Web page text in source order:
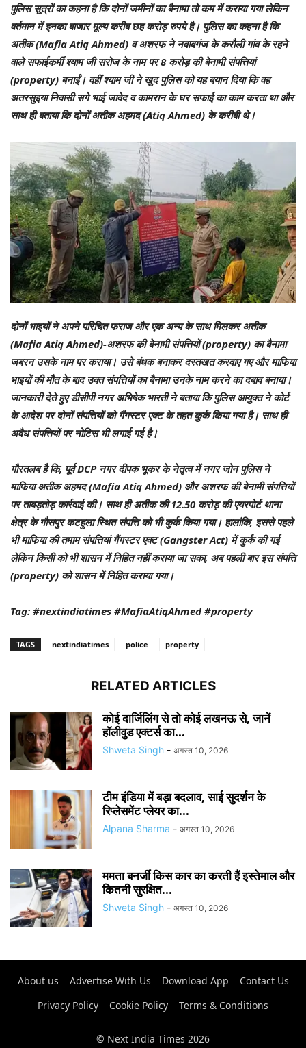
पुलिस सूत्रों का कहना है कि दोनों जमीनों का बैनामा तो कम में कराया गया लेकिन
वर्तमान में इनका बाजार मूल्य करीब छह करोड़ रुपये है। पुलिस का कहना है कि
अतीक (Mafia Atiq Ahmed) व अशरफ ने नवाबगंज के करौली गांव के रहने
वाले सफाईकर्मी श्याम जी सरोज के नाम पर 8 करोड़ की बेनामी संपत्तियां
(property) बनाईं। वहीं श्याम जी ने खुद पुलिस को यह बयान दिया कि वह
अतरसुइया निवासी सगे भाई जावेद व कामरान के घर सफाई का काम करता था और
साथ ही बताया कि दोनों अतीक अहमद (Atiq Ahmed) के करीबी थे।
दोनों भाइयों ने अपने परिचित फराज और एक अन्य के साथ मिलकर अतीक
(Mafia Atiq Ahmed)-अशरफ की बेनामी संपत्तियों (property) का बैनामा
जबरन उसके नाम पर कराया। उसे बंधक बनाकर दस्तखत करवाए गए और माफिया
भाइयों की मौत के बाद उक्त संपत्तियों का बैनामा उनके नाम करने का दबाव बनाया।
जानकारी देते हुए डीसीपी नगर अभिषेक भारती ने बताया कि पुलिस आयुक्त ने कोर्ट
के आदेश पर दोनों संपत्तियों को गैंगस्टर एक्ट के तहत कुर्क किया गया है। साथ ही
अवैध संपत्तियों पर नोटिस भी लगाई गई है।
गौरतलब है कि, पूर्व DCP नगर दीपक भूकर के नेतृत्व में नगर जोन पुलिस ने
माफिया अतीक अहमद (Mafia Atiq Ahmed) और अशरफ की बेनामी संपत्तियों
पर ताबड़तोड़ कार्रवाई की। साथ ही अतीक की 12.50 करोड़ की एयरपोर्ट थाना
क्षेत्र के गौसपुर कटहुला स्थित संपत्ति को भी कुर्क किया गया। हालांकि, इससे पहले
भी माफिया की तमाम संपत्तियां गैंगस्टर एक्ट (Gangster Act) में कुर्क की गई
लेकिन किसी को भी शासन में निहित नहीं कराया जा सका, अब पहली बार इस संपत्ति
(property) को शासन में निहित कराया गया।
Tag: #nextindiatimes #MafiaAtiqAhmed #property
TAGS nextindiatimes police property
RELATED ARTICLES
कोई दार्जिलिंग से तो कोई लखनऊ से, जानें
हॉलीवुड एक्टर्स का...
Shweta Singh - अगस्त 10, 2026
टीम इंडिया में बड़ा बदलाव, साई सुदर्शन के
रिप्लेसमेंट प्लेयर का...
Alpana Sharma - अगस्त 10, 2026
ममता बनर्जी किस कार का करती हैं इस्तेमाल और
कितनी सुरक्षित...
Shweta Singh - अगस्त 10, 2026
About us Advertise With Us Download App
Contact Us
Privacy Policy
Cookie Policy Terms & Conditions
© Next India Times 2026